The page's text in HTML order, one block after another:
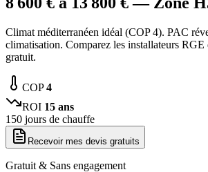
Climat méditerranéen idéal (COP 4). PAC
climatisation. Comparez les installateurs
gratuit.
COP4
ROI 15 ans
150 jours de chauffe
Recevoir mes devis gratuits
Gratuit & Sans engagement